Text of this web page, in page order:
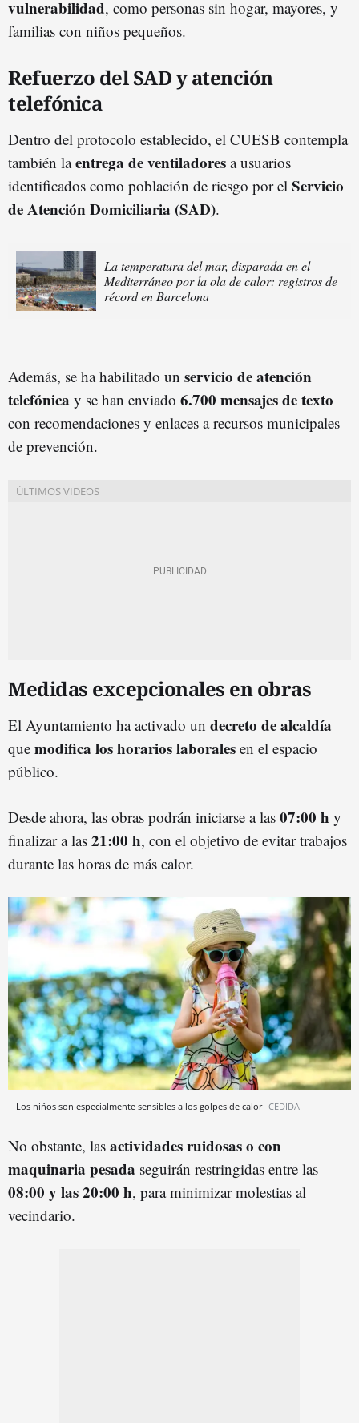
vulnerabilidad, como personas sin hogar, mayores, y
familias con niños pequeños.
Refuerzo del SAD y atención
telefónica
Dentro del protocolo establecido, el CUESB contempla
también laentrega de ventiladores a usuarios
identificados como población de riesgo por el Servicio
de Atención Domiciliaria (SAD).
La temperatura del mar, disparada en el
Mediterráneo por la ola de calor: registros de
récord en Barcelona
Además, se ha habilitado un servicio de atención
telefónica y se han enviado 6.700 mensajes de texto
con recomendaciones y enlaces a recursos municipales
de prevención.
Medidas excepcionales en obras
El Ayuntamiento ha activado un decreto de alcaldía
que modifica los horarios laborales en el espacio
público.
Desde ahora, las obras podrán iniciarse a las 07:00 h y
finalizar a las 21:00 h, con el objetivo de evitar trabajos
durante las horas de más calor.
Los niños son especialmente sensibles a los golpes de calor CEDIDA
No obstante, las actividades ruidosas o con
maquinaria pesada seguirán restringidas entre las
08:00 y las 20:00 h, para minimizar molestias al
vecindario.